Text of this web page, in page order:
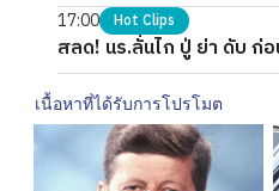
17:00 Hot Clips
สลด! นร.ลั่นไก ปู่ ย่า ดับ ก่อ